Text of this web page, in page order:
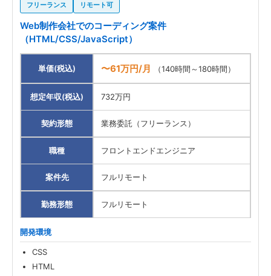
フリーランス リモート可
Web制作会社でのコーディング案件
（HTML/CSS/JavaScript）
単価(税込) 〜61万円/月 （140時間～180時間）
想定年収(税込) 732万円
契約形態 業務委託（フリーランス）
職種 フロントエンドエンジニア
案件先 フルリモート
勤務形態 フルリモート
開発環境
CSS
HTML